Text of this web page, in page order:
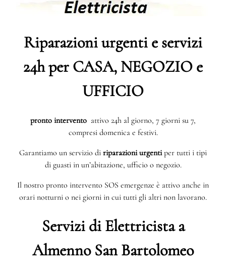
Riparazioni urgenti e servizi
24h per CASA, NEGOZIO e
UFFICIO
pronto intervento attivo 24h al giorno, 7 giorni su 7,
compresi domenica e festivi.
Garantiamo un servizio di riparazioni urgentiper tutti i tipi
di guasti in un’abitazione, ufficio o negozio.
Il nostro pronto intervento SOS emergenze è attivo anche in
orari notturni o nei giorni in cui tutti gli altri non lavorano.
Servizi di Elettricista a
Almenno San Bartolomeo